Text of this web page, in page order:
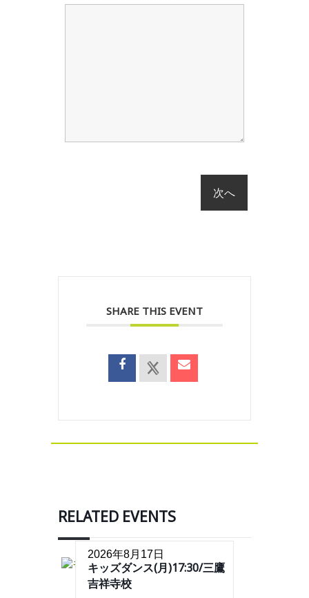
SHARE THIS EVENT
RELATED EVENTS
2026年8月17日
キッズダンス(月)17:30/三鷹
吉祥寺校